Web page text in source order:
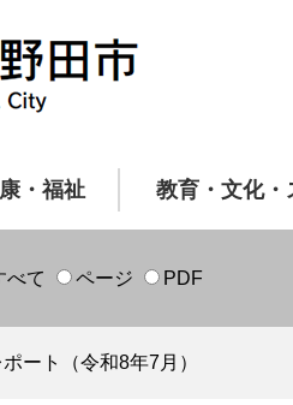
・福祉 教育・文化・
べて ページ PDF
ート（令和8年7月）